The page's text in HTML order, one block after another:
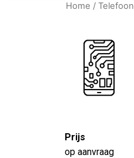
Home / Telefoon
Prijs
op aanvraag